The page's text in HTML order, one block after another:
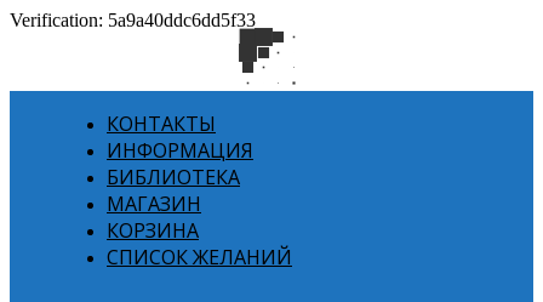
Verification: 5a9a40ddc6dd5f33
КОНТАКТЫ
ИНФОРМАЦИЯ
БИБЛИОТЕКА
МАГАЗИН
КОРЗИНА
СПИСОК ЖЕЛАНИЙ